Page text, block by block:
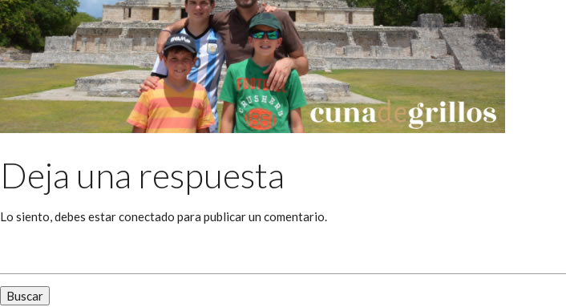
Deja una respuesta
Lo siento, debes estarconectado para publicar un comentario.